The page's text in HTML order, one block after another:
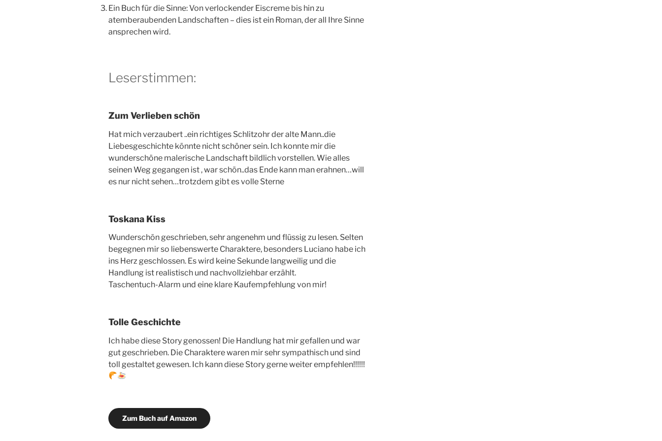
Ein Buch für die Sinne: Von verlockender Eiscreme bis hin zu
atemberaubenden Landschaften – dies ist ein Roman, der all Ihre Sinne
ansprechen wird.
Leserstimmen:
Zum Verlieben schön
Hat mich verzaubert ..ein richtiges Schlitzohr der alte Mann..die
Liebesgeschichte könnte nicht schöner sein. Ich konnte mir die
wunderschöne malerische Landschaft bildlich vorstellen. Wie alles
seinen Weg gegangen ist , war schön..das Ende kann man erahnen…will
es nur nicht sehen…trotzdem gibt es volle Sterne
Toskana Kiss
Wunderschön geschrieben, sehr angenehm und flüssig zu lesen. Selten
begegnen mir so liebenswerte Charaktere, besonders Luciano habe ich
ins Herz geschlossen. Es wird keine Sekunde langweilig und die
Handlung ist realistisch und nachvollziehbar erzählt.
Taschentuch-Alarm und eine klare Kaufempfehlung von mir!
Tolle Geschichte
Ich habe diese Story genossen! Die Handlung hat mir gefallen und war
gut geschrieben. Die Charaktere waren mir sehr sympathisch und sind
toll gestaltet gewesen. Ich kann diese Story gerne weiter empfehlen!!!!!!
Zum Buch auf Amazon